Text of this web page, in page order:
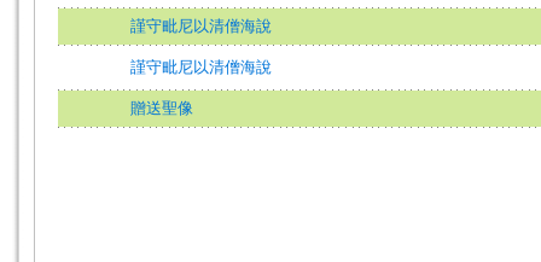
謹守毗尼以清僧海說
謹守毗尼以清僧海說
贈送聖像